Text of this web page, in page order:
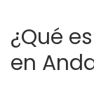
¿Qué
en